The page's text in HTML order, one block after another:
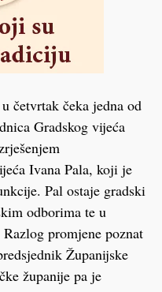
četvrtak čeka jedna od
Gradskog vijeća
Ivana Pala, koji je
Pal ostaje gradski
odborima te u
promjene poznat
Županijske
županije pa je